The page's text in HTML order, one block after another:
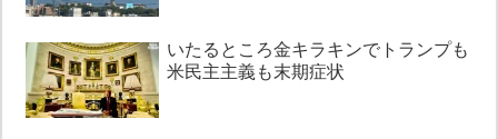
いたるところ金キラキンでトランプも
米民主主義も末期症状